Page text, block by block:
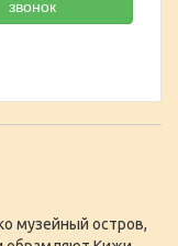
звонок
музейный остров,